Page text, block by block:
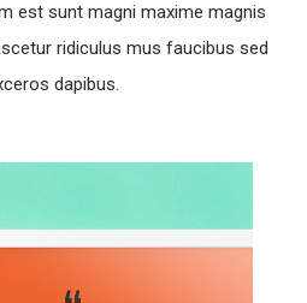
est sunt magni maxime magnis
ridiculus mus faucibus sed
dapibus.